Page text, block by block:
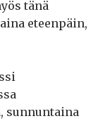
tänä
eteenpäin,
sunnuntaina